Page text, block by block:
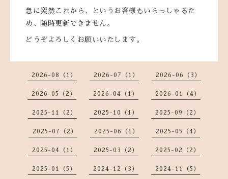
急に突然これから、というお客様もいらっしゃるた
め、随時更新できません。
どうぞよろしくお願いいたします。
2026-08（1） 2026-07（1） 2026-06（3）
2026-05（2） 2026-04（1） 2026-01（4）
2025-11（2） 2025-10（1） 2025-09（2）
2025-07（2） 2025-06（1） 2025-05（4）
2025-04（1） 2025-03（2） 2025-02（2）
2025-01（5） 2024-12（3） 2024-11（5）